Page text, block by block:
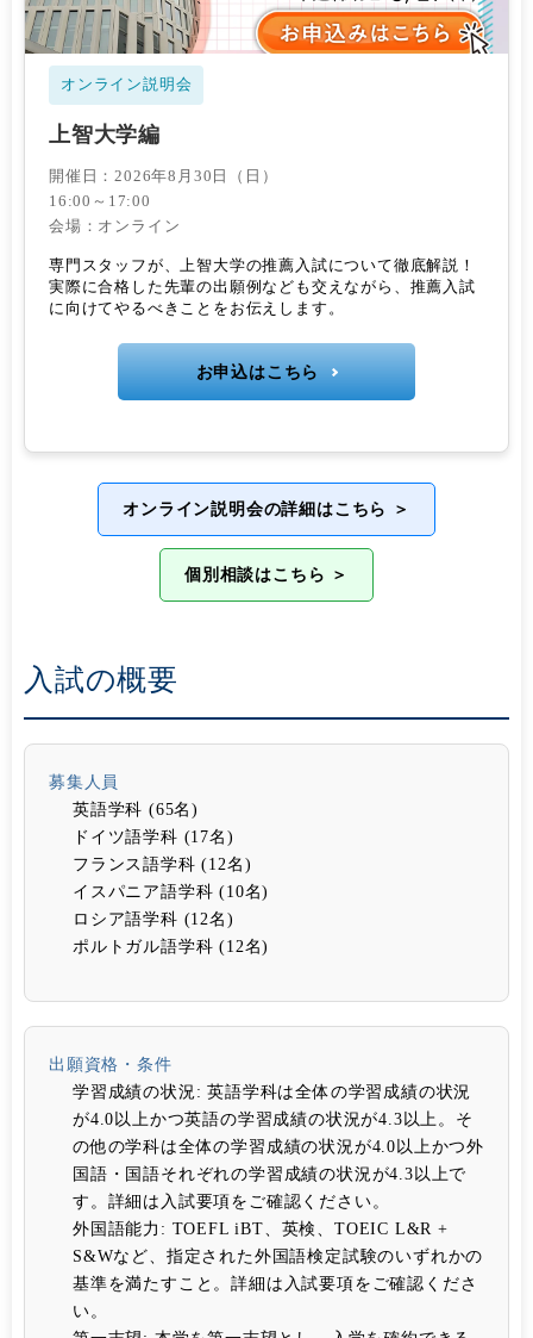
オンライン説明会
上智大学編
開催日：2026年8月30日（日）
16:00～17:00
会場：オンライン
専門スタッフが、上智大学の推薦入試について徹底解説！
実際に合格した先輩の出願例なども交えながら、推薦入試
に向けてやるべきことをお伝えします。
お申込はこちら
オンライン説明会の詳細はこちら ＞
個別相談はこちら ＞
入試の概要
募集人員
英語学科 (65名)
ドイツ語学科 (17名)
フランス語学科 (12名)
イスパニア語学科 (10名)
ロシア語学科 (12名)
ポルトガル語学科 (12名)
出願資格・条件
学習成績の状況: 英語学科は全体の学習成績の状況
が4.0以上かつ英語の学習成績の状況が4.3以上。そ
の他の学科は全体の学習成績の状況が4.0以上かつ外
国語・国語それぞれの学習成績の状況が4.3以上で
す。詳細は入試要項をご確認ください。
外国語能力: TOEFL iBT、英検、TOEIC L&R +
S&Wなど、指定された外国語検定試験のいずれかの
基準を満たすこと。詳細は入試要項をご確認くださ
い。